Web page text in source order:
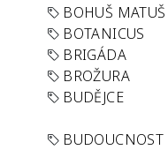
BOHUŠ MATUŠ
BOTANICUS
BRIGÁDA
BROŽURA
BUDĚJCE
BUDOUCNOST